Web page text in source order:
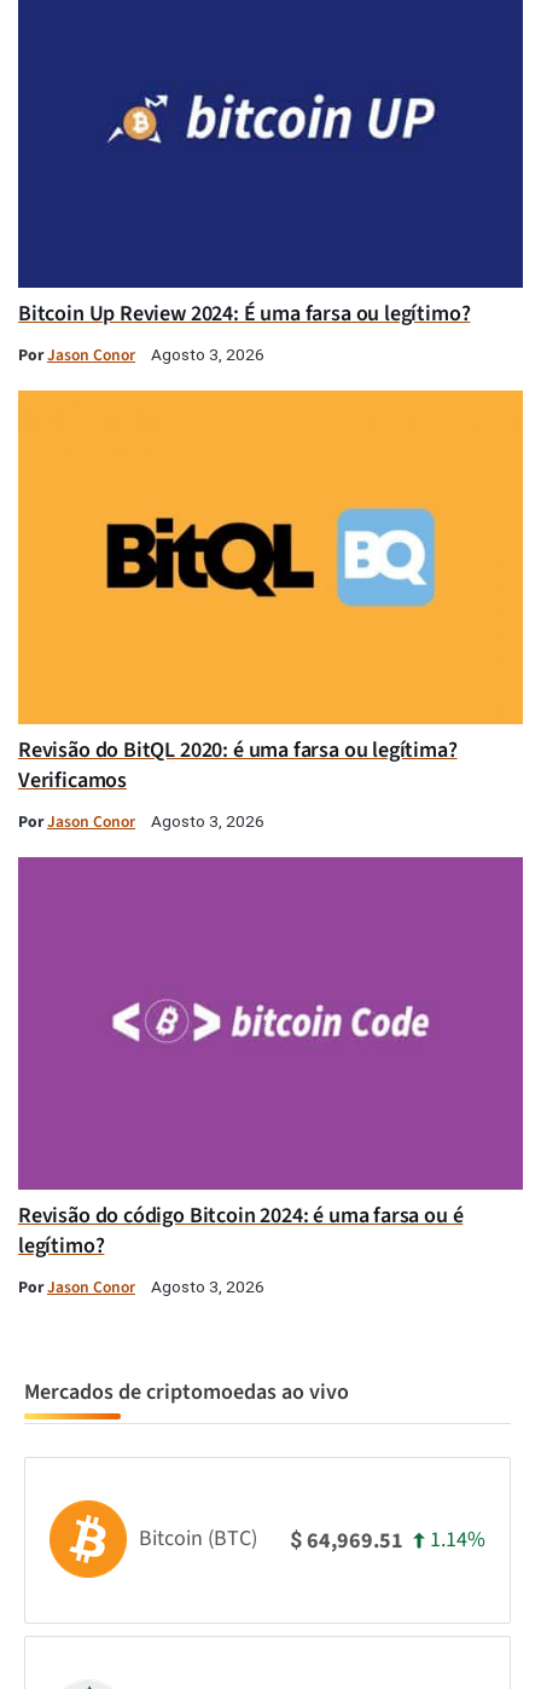
Bitcoin Up Review 2024: É uma farsa ou legítimo?
PorJason Conor Agosto 3, 2026
Revisão do BitQL 2020: é uma farsa ou legítima?
Verificamos
PorJason Conor Agosto 3, 2026
Revisão do código Bitcoin 2024: é uma farsa ou é
legítimo?
PorJason Conor Agosto 3, 2026
Mercados de criptomoedas ao vivo
Bitcoin (BTC) $64,969.51 1.14%